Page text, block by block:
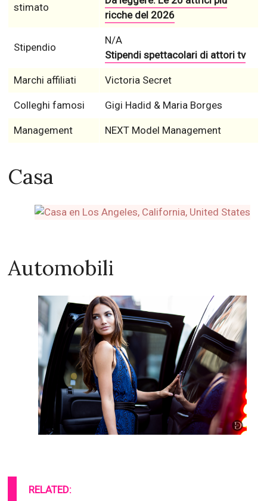
stimato
ricche del 2026
Stipendio
N/A
Stipendi spettacolari di attori tv
Marchi affiliati Victoria Secret
Colleghi famosi Gigi Hadid & Maria Borges
Management NEXT Model Management
Casa
Automobili
RELATED: